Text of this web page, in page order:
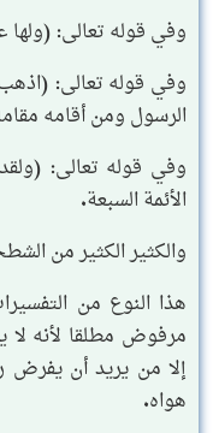
وفي قوله تعالى:
وفي قوله تعالى: (اذهب
الرسول ومن أقامه
وفي قوله تعالى:
الأئمة السبعة.
والكثير الكثير من
هذا النوع من
مرفوض مطلقا لأنه لا
إلا من يريد أن يفرض
هواه.